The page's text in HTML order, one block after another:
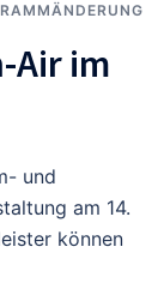
Air im
und
am 14.
können